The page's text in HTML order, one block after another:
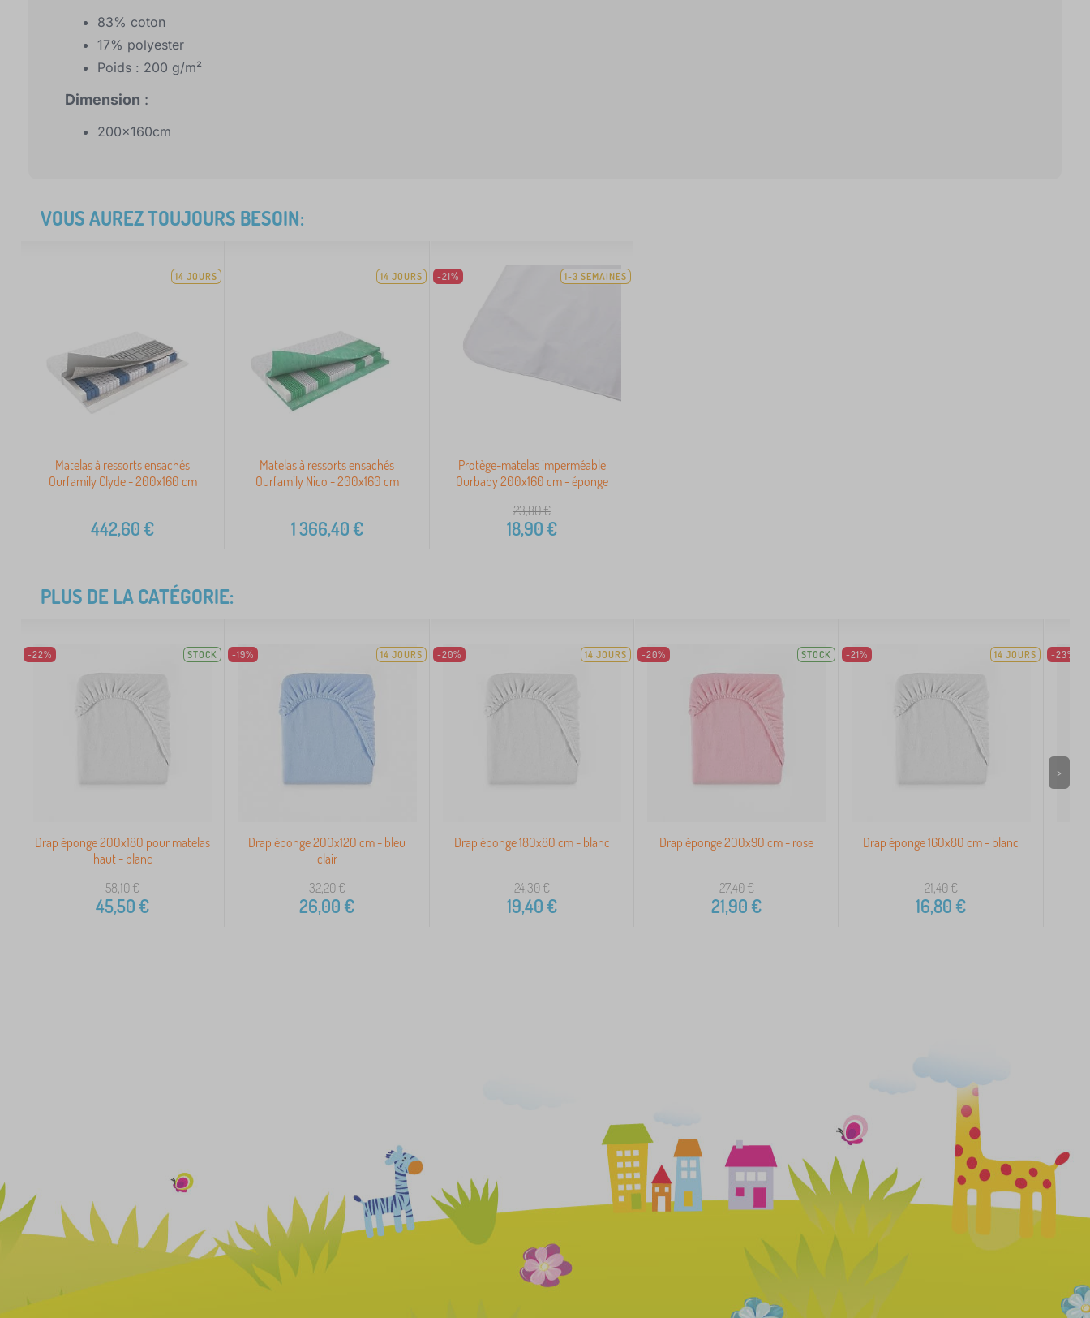
83% coton
17% polyester
Poids : 200 g/m²
Dimension :
200x160cm
VOUS AUREZ TOUJOURS BESOIN:
14 JOURS
Matelas à ressorts ensachés
Ourfamily Clyde - 200x160 cm
442,60€
14 JOURS
Matelas à ressorts ensachés
Ourfamily Nico - 200x160 cm
1 366,40€
-21% 1-3 SEMAINES
Protège-matelas imperméable
Ourbaby 200x160 cm - éponge
23,80€
18,90€
PLUS DE LA CATÉGORIE:
-22% STOCK
Drap éponge 200x180 pour matelas
haut - blanc
58,10€
45,50€
-19% 14 JOURS
Drap éponge 200x120 cm - bleu
clair
32,20€
26,00€
-20% 14 JOURS
Drap éponge 180x80 cm - blanc
24,30€
19,40€
-20% STOCK
Drap éponge 200x90 cm - rose
27,40€
21,90€
-21% 14 JOURS
Drap éponge 160x80 cm - blanc
21,40€
16,80€
-23%
>